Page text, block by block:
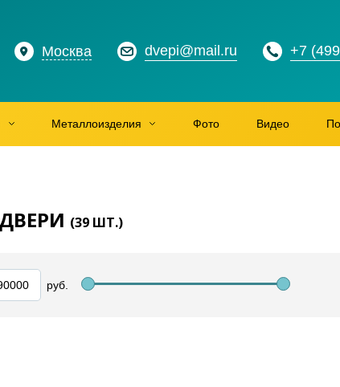
Москва dvepi@mail.ru +7
Металлоизделия Фото Видео
(39 ШТ.)
руб.